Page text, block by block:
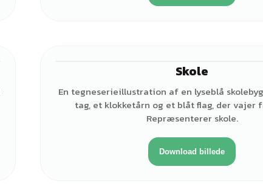
Skole
En tegneserieillustration af en lyseblå
tag, et klokketårn og et blåt flag, der vajer
Repræsenterer skole.
Download billede